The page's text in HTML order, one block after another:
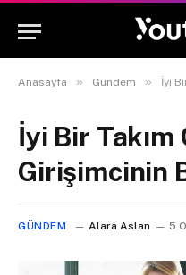
Anasayfa » Gündem » İyi Bir
İyi Bir Takım
Girişimcinin
GÜNDEM Alara Aslan 5